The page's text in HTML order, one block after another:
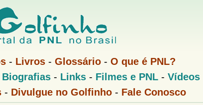
para
principal
- Livros - Glossário - O que é PNL?
Biografias- Links- Filmes e PNL- Vídeos
- Divulgue no Golfinho- Fale Conosco